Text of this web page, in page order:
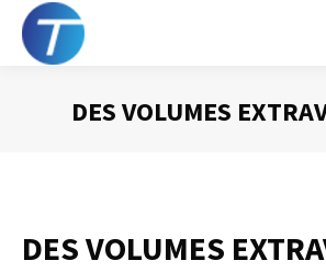
DES VOLUMES
DES VOLUMES